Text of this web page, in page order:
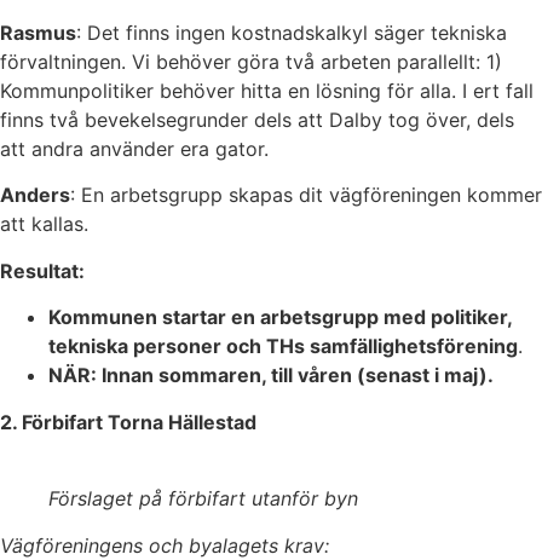
Rasmus: Det finns ingen kostnadskalkyl säger tekniska
förvaltningen. Vi behöver göra två arbeten parallellt: 1)
Kommunpolitiker behöver hitta en lösning för alla. I ert fall
finns två bevekelsegrunder dels att Dalby tog över, dels
att andra använder era gator.
Anders: En arbetsgrupp skapas dit vägföreningen kommer
att kallas.
Resultat:
Kommunen startar en arbetsgrupp med politiker,
tekniska personer och THs samfällighetsförening.
NÄR: Innan sommaren, till våren (senast i maj).
2. Förbifart Torna Hällestad
Förslaget på förbifart utanför byn
Vägföreningens och byalagets krav: